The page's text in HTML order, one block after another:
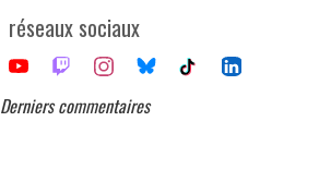
réseaux sociaux
Derniers commentaires